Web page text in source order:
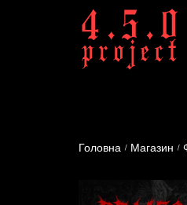
Головна / Магазин /